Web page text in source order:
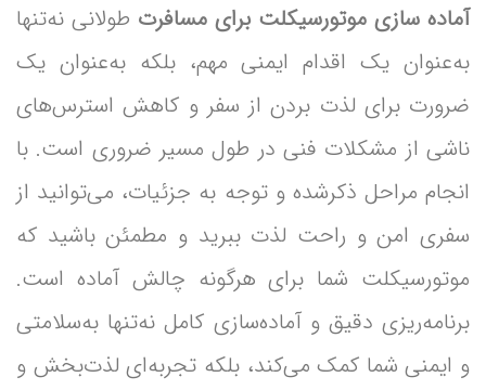
آماده سازی موتورسیکلت برای مسافرت‌ طولانی نه‌تنها
به‌عنوان یک اقدام ایمنی مهم، بلکه به‌عنوان یک
ضرورت برای لذت بردن از سفر و کاهش استرس‌های
ناشی از مشکلات فنی در طول مسیر ضروری است. با
انجام مراحل ذکرشده و توجه به جزئیات، می‌توانید از
سفری امن و راحت لذت ببرید و مطمئن باشید که
موتورسیکلت شما برای هرگونه چالش آماده است.
برنامه‌ریزی دقیق و آماده‌سازی کامل نه‌تنها به‌سلامتی
و ایمنی شما کمک می‌کند، بلکه تجربه‌ای لذت‌بخش و